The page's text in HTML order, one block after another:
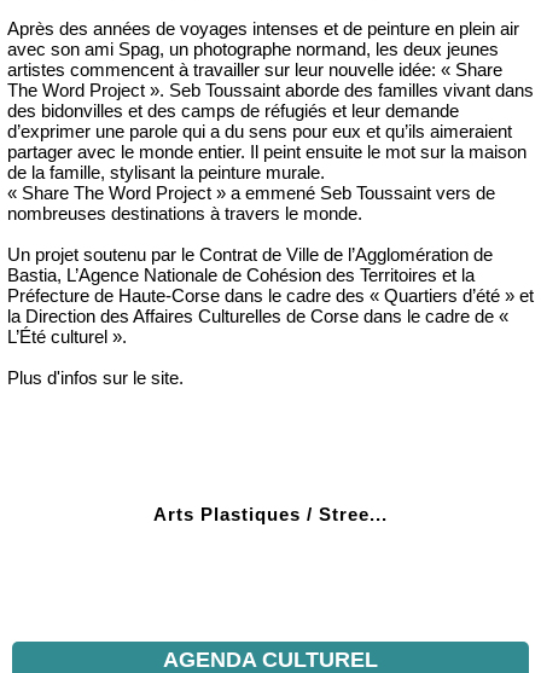
Après des années de voyages intenses et de peinture en plein air
avec son ami Spag, un photographe normand, les deux jeunes
artistes commencent à travailler sur leur nouvelle idée: « Share
The Word Project ». Seb Toussaint aborde des familles vivant dans
des bidonvilles et des camps de réfugiés et leur demande
d’exprimer une parole qui a du sens pour eux et qu’ils aimeraient
partager avec le monde entier. Il peint ensuite le mot sur la maison
de la famille, stylisant la peinture murale.
« Share The Word Project » a emmené Seb Toussaint vers de
nombreuses destinations à travers le monde.
Un projet soutenu par le Contrat de Ville de l’Agglomération de
Bastia, L’Agence Nationale de Cohésion des Territoires et la
Préfecture de Haute-Corse dans le cadre des « Quartiers d’été » et
la Direction des Affaires Culturelles de Corse dans le cadre de «
L’Été culturel ».
Plus d'infos sur le site.
Arts Plastiques / Stree...
AGENDA CULTUREL